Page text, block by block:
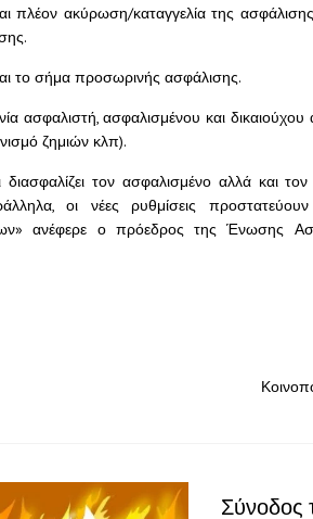
πλέον ακύρωση/καταγγελία της
το σήμα προσωρινής ασφάλισης.
ασφαλιστή, ασφαλισμένου και
ζημιών κλπ).
τον ασφαλισμένο αλλά και
οι νέες ρυθμίσεις
ανέφερε ο πρόεδρος της Ένωσης